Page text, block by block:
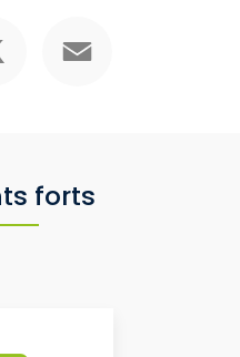
forts